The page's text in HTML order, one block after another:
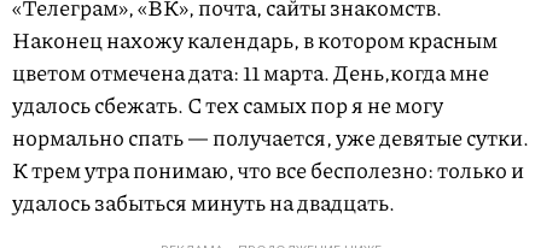
«Телеграм», «ВК», почта, сайты знакомств.
Наконец нахожу календарь, в котором красным
цветом отмечена дата: 11 марта. День,когда мне
удалось сбежать. С тех самых пор я не могу
нормально спать — получается, уже девятые сутки.
К трем утра понимаю, что все бесполезно: только и
удалось забыться минуть на двадцать.